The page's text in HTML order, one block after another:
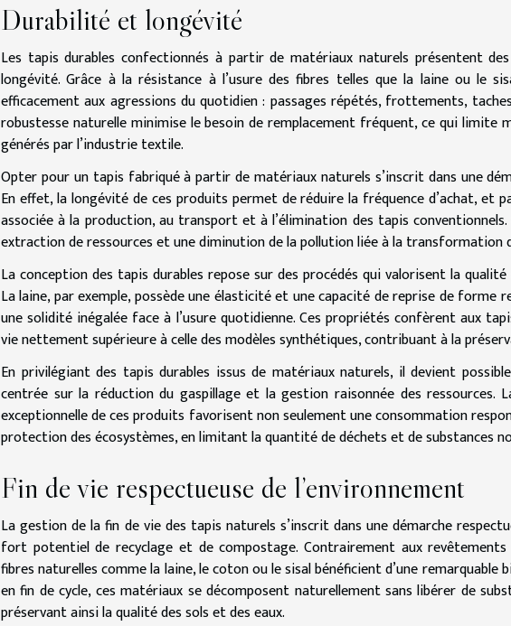
Durabilité et longévité
Les tapis durables confectionnés à partir de matériaux naturels présentent
longévité. Grâce à la résistance à l’usure des fibres telles que la laine ou le
efficacement aux agressions du quotidien : passages répétés, frottements,
robustesse naturelle minimise le besoin de remplacement fréquent, ce qui limite
générés par l’industrie textile.
Opter pour un tapis fabriqué à partir de matériaux naturels s’inscrit dans une
En effet, la longévité de ces produits permet de réduire la fréquence d’achat, et
associée à la production, au transport et à l’élimination des tapis
extraction de ressources et une diminution de la pollution liée à la transformation
La conception des tapis durables repose sur des procédés qui valorisent la
La laine, par exemple, possède une élasticité et une capacité de reprise de forme
une solidité inégalée face à l’usure quotidienne. Ces propriétés confèrent aux
vie nettement supérieure à celle des modèles synthétiques, contribuant à la
En privilégiant des tapis durables issus de matériaux naturels, il devient
centrée sur la réduction du gaspillage et la gestion raisonnée des ressources.
exceptionnelle de ces produits favorisent non seulement une consommation
protection des écosystèmes, en limitant la quantité de déchets et de substances
Fin de vie respectueuse de l’environnement
La gestion de la fin de vie des tapis naturels s’inscrit dans une démarche
fort potentiel de recyclage et de compostage. Contrairement aux
fibres naturelles comme la laine, le coton ou le sisal bénéficient d’une remarquable
en fin de cycle, ces matériaux se décomposent naturellement sans libérer de
préservant ainsi la qualité des sols et des eaux.